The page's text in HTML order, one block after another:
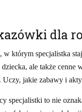
dla
w którym specjalistka
ale także
jakie zabawy i
specjalistki to nie